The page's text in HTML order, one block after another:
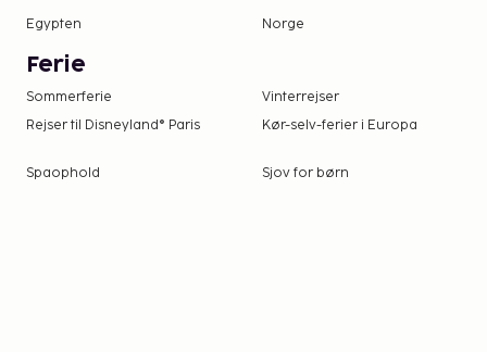
Egypten
Norge
Ferie
Sommerferie Vinterrejser
Rejser til Disneyland® Paris
Kør-selv-ferier i Europa
Spaophold Sjov for børn